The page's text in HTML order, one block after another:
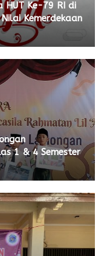
HUT Ke-79 RI di
Kemerdekaan
1 & 4 Semester